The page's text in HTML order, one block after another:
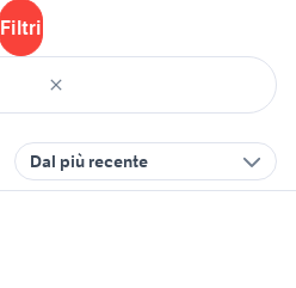
Filtri
Dal più recente